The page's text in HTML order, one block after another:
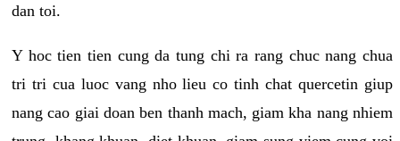
dan toi.
Y hoc tien tien cung da tung chi ra rang chuc nang chua
tri tri cua luoc vang nho lieu co tinh chat quercetin giup
nang cao giai doan ben thanh mach, giam kha nang nhiem